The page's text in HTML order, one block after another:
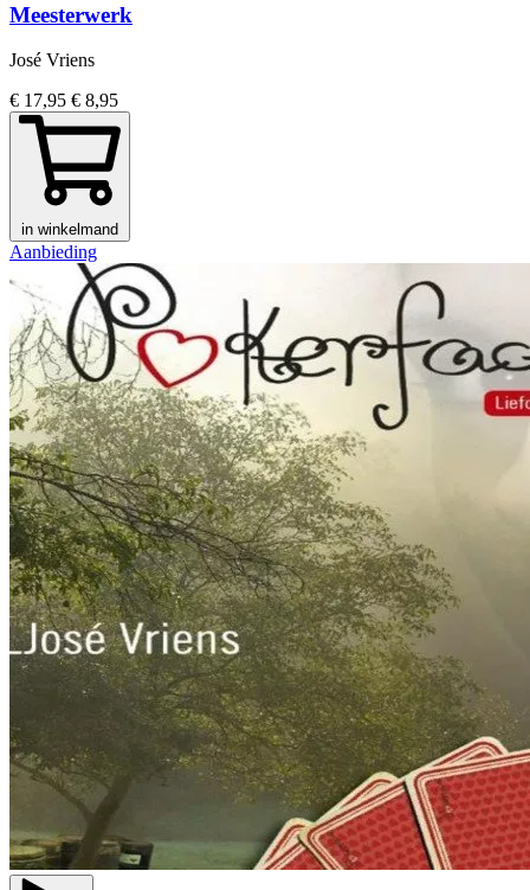
Meesterwerk
José Vriens
€ 17,95 € 8,95
in winkelmand
Aanbieding